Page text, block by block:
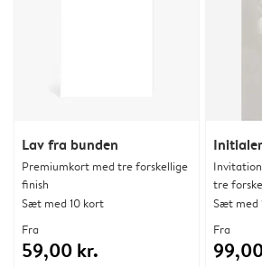
Lav fra bunden
Premiumkort med tre forskellige
finish
Sæt med 10 kort
Fra
59,00 kr.
tre
Sæt med
Fra